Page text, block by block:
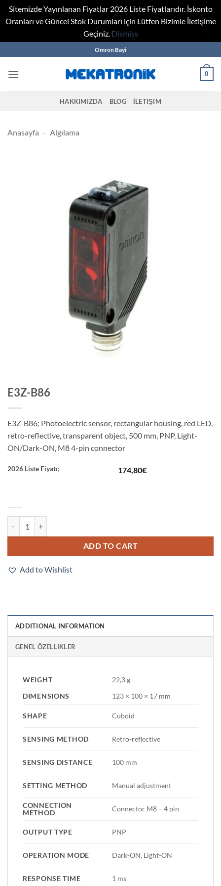
Sitemizde Yayınlanan Fiyatlar 2026 Liste Fiyatlarıdır. İskonto
Oranları ve Güncel Stok Durumları için Lütfen Bizimle İletişime
Geçiniz. Dismiss
to
content
Omron Bayi
0
HAKKIMIZDA BLOG İLETIŞIM
Anasayfa - Algılama
E3Z-B86
E3Z-B86; Photoelectric sensor, rectangular housing, red LED,
retro-reflective, transparent object, 500 mm, PNP, Light-
ON/Dark-ON, M8 4-pin connector
2026 Liste Fiyatı; 174,80€
ADD TO CART
Add to Wishlist
ADDITIONAL INFORMATION
GENEL ÖZELLIKLER
WEIGHT
22,3 g
DIMENSIONS
123 × 100 × 17 mm
SHAPE Cuboid
SENSING METHOD Retro-reflective
SENSING DISTANCE 100 mm
SETTING METHOD Manual adjustment
CONNECTION
METHOD
Connector M8 – 4 pin
OUTPUT TYPE PNP
OPERATION MODE Dark-ON, Light-ON
RESPONSE TIME 1 ms